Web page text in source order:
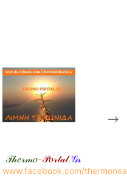
-->
𝒯𝒽𝑒𝓇𝓂𝑜-𝒫𝑜𝓇𝓉𝒶𝓁.𝒢𝓇
www.facebook.com/thermonea